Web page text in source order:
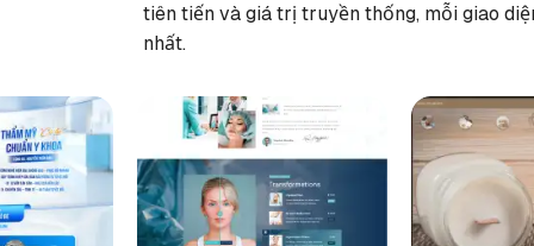
tiên tiến và giá trị truyền thống, mỗi giao
nhất.